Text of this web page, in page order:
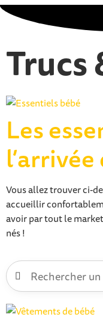
Trucs
Les
Vous allez trouver ci-
accueillir
avoir par tout le
nés !